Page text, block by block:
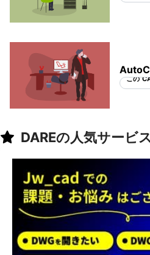
この
DAREの人気サービ